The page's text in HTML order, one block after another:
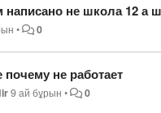
написано не школа 12 а
• 0
не работает
9 ай бұрын • 0